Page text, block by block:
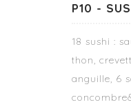
P10 -
18 sushi :
thon,
anguille, 6